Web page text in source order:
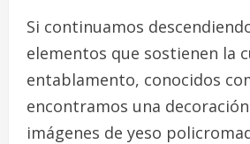
Si continuamos
elementos que sostienen la
entablamento, conocidos
encontramos una
imágenes de yeso